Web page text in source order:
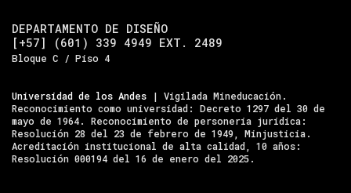
DEPARTAMENTO DE DISEÑO
[+57] (601) 339 4949 EXT. 2489
Bloque C / Piso 4
Universidad de los Andes | Vigilada Mineducación.
Reconocimiento como universidad: Decreto 1297 del 30 de
mayo de 1964. Reconocimiento de personería jurídica:
Resolución 28 del 23 de febrero de 1949, Minjusticia.
Acreditación institucional de alta calidad, 10 años:
Resolución 000194 del 16 de enero del 2025.